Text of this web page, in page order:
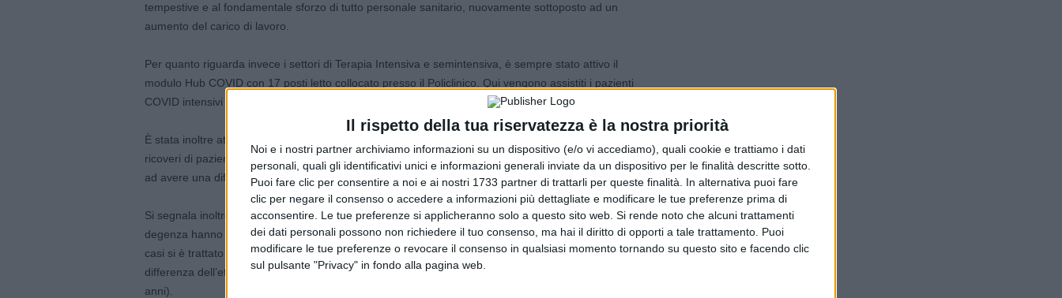
Il rispetto della tua riservatezza è la nostra priorità
Noi e i nostri partner archiviamo informazioni su un dispositivo (e/o vi accediamo), quali cookie e trattiamo i dati
personali, quali gli identificativi unici e informazioni generali inviate da un dispositivo per le finalità descritte sotto.
Puoi fare clic per consentire a noi e ai nostri 1733 partner di trattarli per queste finalità. In alternativa puoi fare
clic per negare il consenso o accedere a informazioni più dettagliate e modificare le tue preferenze prima di
acconsentire. Le tue preferenze si applicheranno solo a questo sito web. Si rende noto che alcuni trattamenti
dei dati personali possono non richiedere il tuo consenso, ma hai il diritto di opporti a tale trattamento. Puoi
modificare le tue preferenze o revocare il consenso in qualsiasi momento tornando su questo sito e facendo clic
sul pulsante "Privacy" in fondo alla pagina web.
tempestive e al fondamentale sforzo di tutto personale sanitario, nuovamente sottoposto ad un
aumento del carico di lavoro.
Per quanto riguarda invece i settori di Terapia Intensiva e semintensiva, è sempre stato attivo il
modulo Hub COVID con 17 posti letto collocato presso il Policlinico. Qui vengono assistiti i pazienti
COVID intensivi e semintensivi.
È stata inoltre attivata, nei giorni scorsi, una sezione straordinaria pediatrica, per far fronte al picco di
ricoveri di pazienti con bronchioliti da virus respiratorio sinciziale, che da alcune settimane è tornato
ad avere una diffusione ampia, diversamente da quanto accaduto nello scorso anno.
Si segnala inoltre che, sono stati 70, negli ultimi quattro mesi i pazienti che nel corso della loro
degenza hanno avuto bisogno di assistenza in area critica, con un’età media di 61 anni. Nel 70% dei
casi si è trattato di pazienti non vaccinati o con ciclo incompleto: anche in questo caso è netta la
differenza dell’età media fra i non vaccinati (54,7 anni) e chi aveva un ciclo vaccinale completo (74,1
anni).